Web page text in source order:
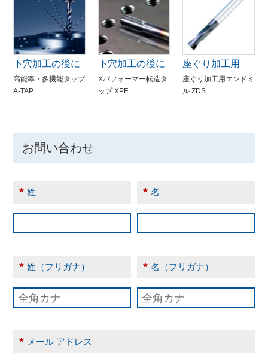
下穴加工の後に
高能率・多機能タップ
A-TAP
下穴加工の後に
Xパフォーマー転造タ
ップ XPF
座ぐり加工用
座ぐり加工用エンドミ
ル ZDS
お問い合わせ
* 姓 * 名
* 姓（フリガナ） * 名（フリガナ）
* メール アドレス